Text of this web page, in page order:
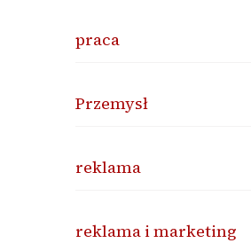
praca
Przemysł
reklama
reklama i marketing